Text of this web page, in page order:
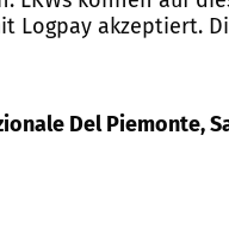
Logpay akzeptiert.
Del Piemonte,